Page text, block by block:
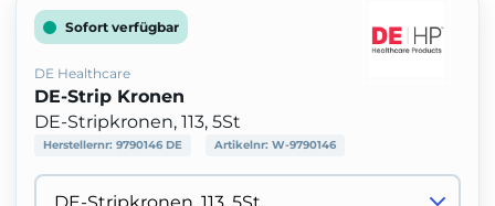
Sofort verfügbar
DE Healthcare
DE-Strip Kronen
DE-Stripkronen, 113, 5St
Herstellernr: 9790146 DE Artikelnr: W-9790146